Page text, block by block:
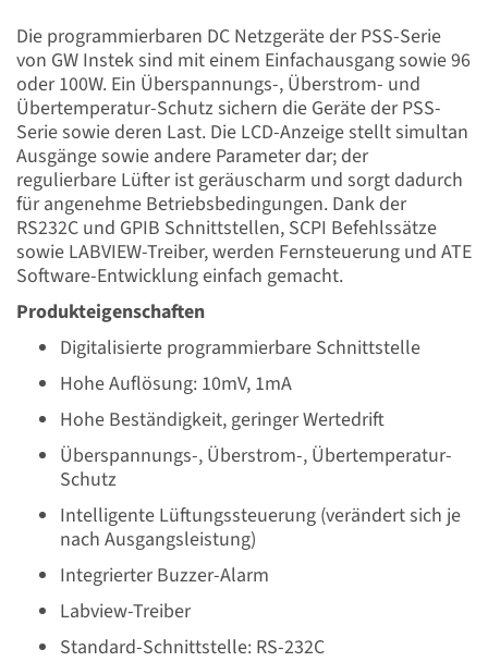
Die programmierbaren DC Netzgeräte der PSS-Serie
von GW Instek sind mit einem Einfachausgang sowie 96
oder 100W. Ein Überspannungs-, Überstrom- und
Übertemperatur-Schutz sichern die Geräte der PSS-
Serie sowie deren Last. Die LCD-Anzeige stellt simultan
Ausgänge sowie andere Parameter dar; der
regulierbare Lüfter ist geräuscharm und sorgt dadurch
für angenehme Betriebsbedingungen. Dank der
RS232C und GPIB Schnittstellen, SCPI Befehlssätze
sowie LABVIEW-Treiber, werden Fernsteuerung und ATE
Software-Entwicklung einfach gemacht.
Produkteigenschaften
Digitalisierte programmierbare Schnittstelle
Hohe Auflösung: 10mV, 1mA
Hohe Beständigkeit, geringer Wertedrift
Überspannungs-, Überstrom-, Übertemperatur-
Schutz
Intelligente Lüftungssteuerung (verändert sich je
nach Ausgangsleistung)
Integrierter Buzzer-Alarm
Labview-Treiber
Standard-Schnittstelle: RS-232C